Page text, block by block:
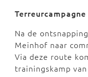
Na de
Meinhof naar
Via deze route
trainingskamp